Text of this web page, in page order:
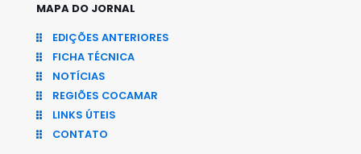
MAPA DO JORNAL
EDIÇÕES ANTERIORES
FICHA TÉCNICA
NOTÍCIAS
REGIÕES COCAMAR
LINKS ÚTEIS
CONTATO